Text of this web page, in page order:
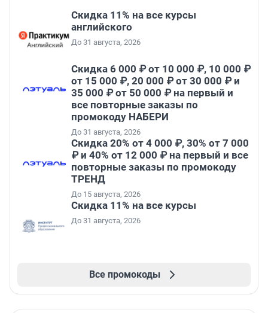
Скидка 11% на все курсы
английского
До 31 августа, 2026
Скидка 6 000 ₽ от 10 000 ₽, 10 000 ₽
от 15 000 ₽, 20 000 ₽ от 30 000 ₽ и
35 000 ₽ от 50 000 ₽ на первый и
все повторные заказы по
промокоду НАБЕРИ
До 31 августа, 2026
Скидка 20% от 4 000 ₽, 30% от 7 000
₽ и 40% от 12 000 ₽ на первый и все
повторные заказы по промокоду
ТРЕНД
До 15 августа, 2026
Скидка 11% на все курсы
До 31 августа, 2026
Все промокоды